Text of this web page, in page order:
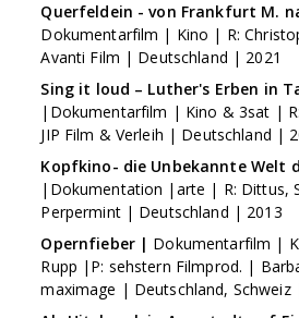
Querfeldein - von Frankfurt M.
Dokumentarfilm | Kino | R:
Avanti Film | Deutschland | 2021
Sing it loud – Luther's Erben in
|Dokumentarfilm | Kino & 3sat |
JIP Film & Verleih | Deutschland |
Kopfkino- die Unbekannte Welt
|Dokumentation |arte | R: Dittus,
Perpermint | Deutschland | 2013
Opernfieber | Dokumentarfilm |
Rupp |P: sehstern Filmprod. |
maximage | Deutschland, Schweiz